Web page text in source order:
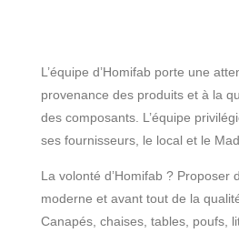
L’équipe d’Homifab porte une
provenance des produits et à la
des composants. L’équipe
ses fournisseurs, le local et le
La volonté d’Homifab ? Proposer
moderne et avant tout de la
Canapés, chaises, tables, poufs,